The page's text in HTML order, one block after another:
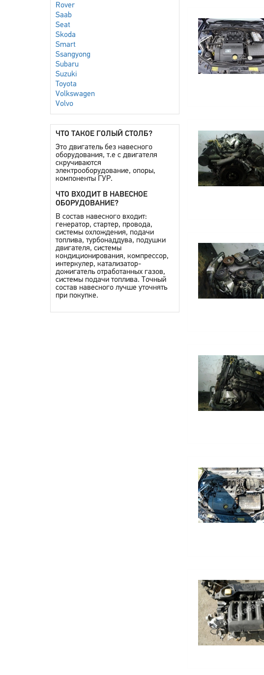
Rover
Saab
Seat
Skoda
Smart
Ssangyong
Subaru
Suzuki
Toyota
Volkswagen
Volvo
ЧТО ТАКОЕ ГОЛЫЙ СТОЛБ?
Это двигатель без навесного
оборудования, т.е с двигателя
скручиваются
электрооборудование, опоры,
компоненты ГУР.
ЧТО ВХОДИТ В НАВЕСНОЕ
ОБОРУДОВАНИЕ?
В состав навесного входит:
генератор, стартер, провода,
системы охлождения, подачи
топлива, турбонаддува, подушки
двигателя, системы
кондиционирования, компрессор,
интеркулер, катализатор-
дожигатель отработанных газов,
системы подачи топлива. Точный
состав навесного лучше уточнять
при покупке.